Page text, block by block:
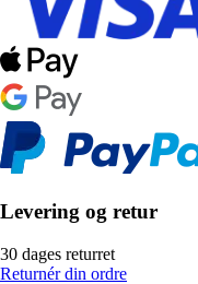
Levering og retur
30 dages returret
Returnér din ordre